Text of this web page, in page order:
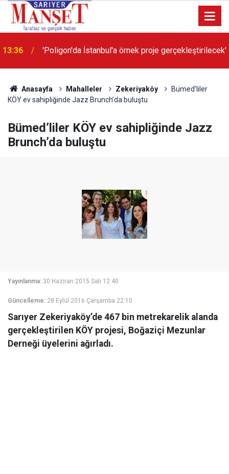
13:36 'Poligon'da İstanbul'a örnek proje gerçekleştirilecek'
Anasayfa Mahalleler Zekeriyaköy
Bümed’liler
KÖY ev sahipliğinde Jazz Brunch’da buluştu
Bümed’liler KÖY ev sahipliğinde Jazz
Brunch’da buluştu
Yayınlanma: 30 Haziran 2015 Salı 12:40
Güncelleme: 28 Eylül 2016 Çarşamba 22:10
Sarıyer Zekeriyaköy’de 467 bin metrekarelik alanda
gerçekleştirilen KÖY projesi, Boğaziçi Mezunlar
Derneği üyelerini ağırladı.